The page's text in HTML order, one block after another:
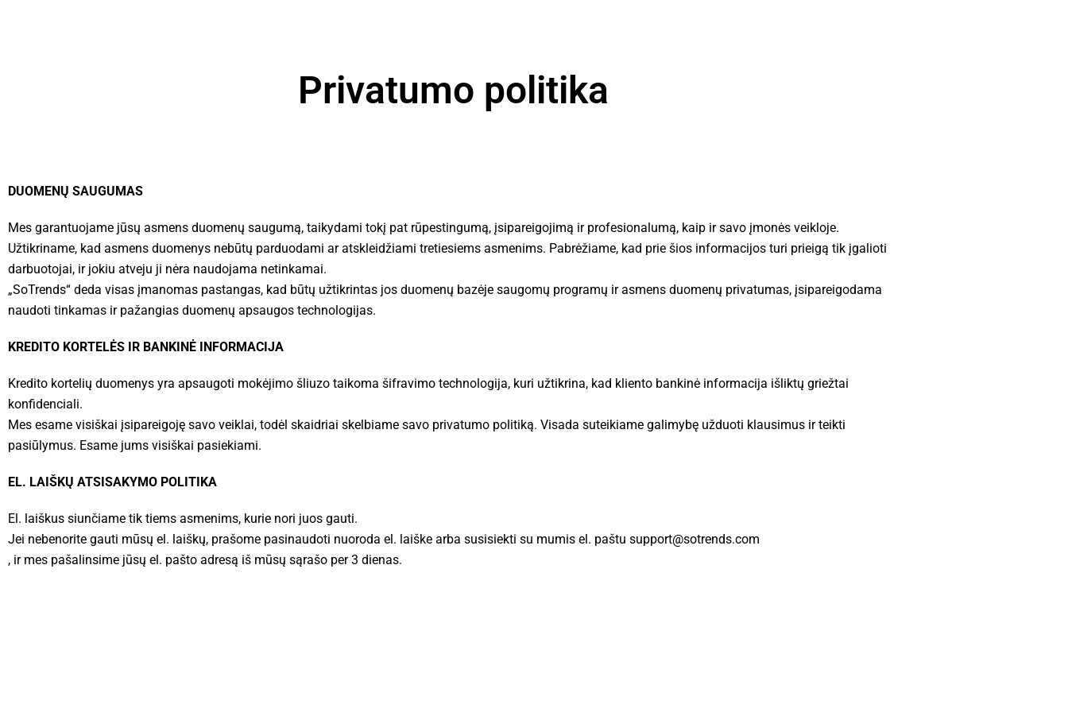
Privatumo politika
DUOMENŲ SAUGUMAS
Mes garantuojame jūsų asmens duomenų saugumą, taikydami tokį pat rūpestingumą, įsipareigojimą ir profesionalumą, kaip ir savo įmonės veikloje.
Užtikriname, kad asmens duomenys nebūtų parduodami ar atskleidžiami tretiesiems asmenims. Pabrėžiame, kad prie šios informacijos turi prieigą tik įgalioti
darbuotojai, ir jokiu atveju ji nėra naudojama netinkamai.
„SoTrends“ deda visas įmanomas pastangas, kad būtų užtikrintas jos duomenų bazėje saugomų programų ir asmens duomenų privatumas, įsipareigodama
naudoti tinkamas ir pažangias duomenų apsaugos technologijas.
KREDITO KORTELĖS IR BANKINĖ INFORMACIJA
Kredito kortelių duomenys yra apsaugoti mokėjimo šliuzo taikoma šifravimo technologija, kuri užtikrina, kad kliento bankinė informacija išliktų griežtai
konfidenciali.
Mes esame visiškai įsipareigoję savo veiklai, todėl skaidriai skelbiame savo privatumo politiką. Visada suteikiame galimybę užduoti klausimus ir teikti
pasiūlymus. Esame jums visiškai pasiekiami.
EL. LAIŠKŲ ATSISAKYMO POLITIKA
El. laiškus siunčiame tik tiems asmenims, kurie nori juos gauti.
Jei nebenorite gauti mūsų el. laiškų, prašome pasinaudoti nuoroda el. laiške arba susisiekti su mumis el. paštu support@sotrends.com
, ir mes pašalinsime jūsų el. pašto adresą iš mūsų sąrašo per 3 dienas.